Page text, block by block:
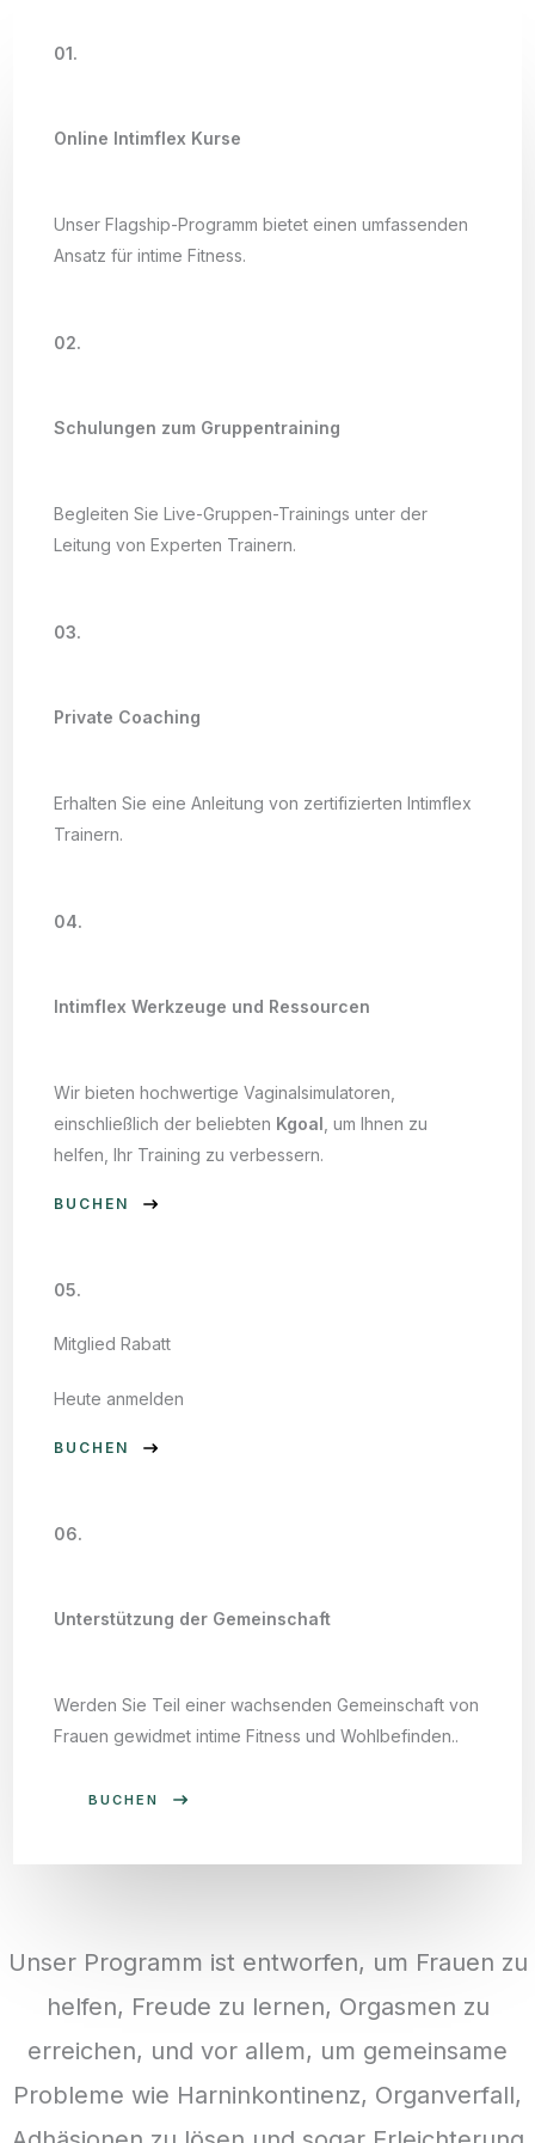
01.
Online Intimflex Kurse
Unser Flagship-Programm bietet einen umfassenden
Ansatz für intime Fitness.
02.
Schulungen zum Gruppentraining
Begleiten Sie Live-Gruppen-Trainings unter der
Leitung von Experten Trainern.
03.
Private Coaching
Erhalten Sie eine Anleitung von zertifizierten Intimflex
Trainern.
04.
Intimflex Werkzeuge und Ressourcen
Wir bieten hochwertige Vaginalsimulatoren,
einschließlich der beliebten Kgoal , um Ihnen zu
helfen, Ihr Training zu verbessern.
BUCHEN
05.
Mitglied Rabatt
Heute anmelden
BUCHEN
06.
Unterstützung der Gemeinschaft
Werden Sie Teil einer wachsenden Gemeinschaft von
Frauen gewidmet intime Fitness und Wohlbefinden..
BUCHEN
Unser Programm ist entworfen, um Frauen zu
helfen, Freude zu lernen, Orgasmen zu
erreichen, und vor allem, um gemeinsame
Probleme wie Harninkontinenz, Organverfall,